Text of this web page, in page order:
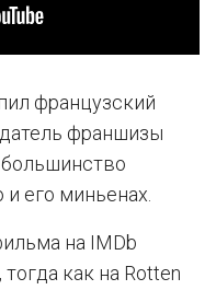
французский
франшизы
его миньенах.
на IMDb
как на Rotten